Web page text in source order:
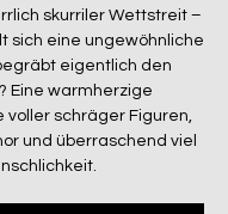
skurriler Wettstreit –
sich eine ungewöhnliche
eigentlich den
Eine warmherzige
voller schräger Figuren,
und überraschend viel